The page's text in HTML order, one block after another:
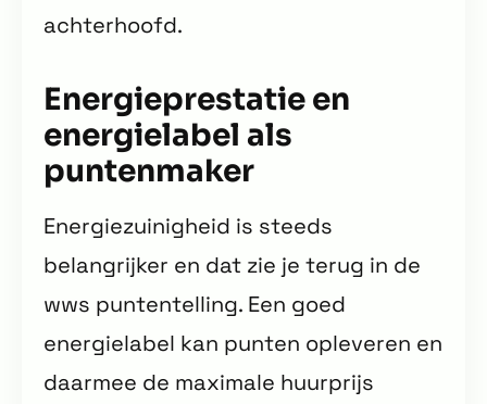
achterhoofd.
Energieprestatie en
energielabel als
puntenmaker
Energiezuinigheid is steeds
belangrijker en dat zie je terug in de
wws puntentelling. Een goed
energielabel kan punten opleveren en
daarmee de maximale huurprijs